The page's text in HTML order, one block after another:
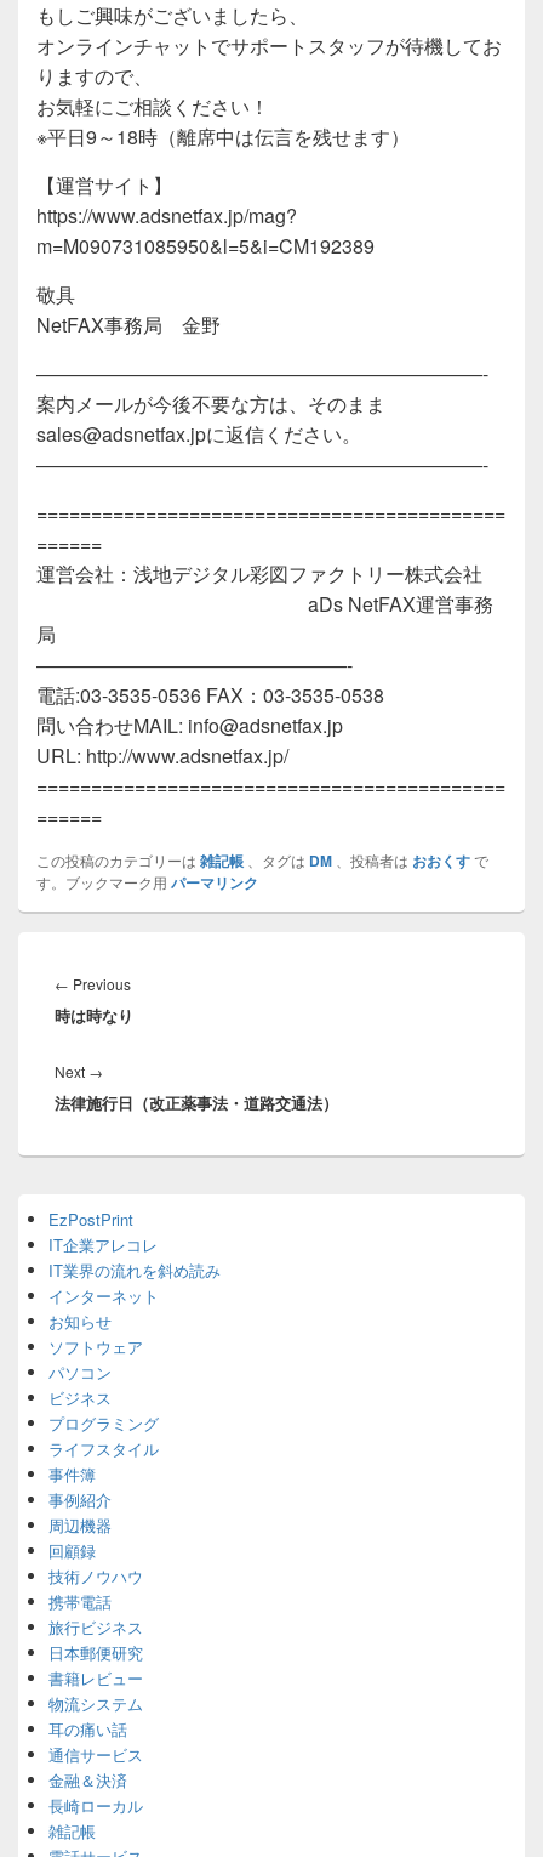
もしご興味がございましたら、
オンラインチャットでサポートスタッフが待機してお
りますので、
お気軽にご相談ください！
※平日9～18時（離席中は伝言を残せます）
【運営サイト】
https://www.adsnetfax.jp/mag?
m=M090731085950&l=5&i=CM192389
敬具
NetFAX事務局 金野
———————————————————————-
案内メールが今後不要な方は、そのまま
sales@adsnetfax.jpに返信ください。
———————————————————————-
===========================================
======
運営会社：浅地デジタル彩図ファクトリー株式会社
aDs NetFAX運営事務
局
————————————————-
電話:03-3535-0536 FAX：03-3535-0538
問い合わせMAIL: info@adsnetfax.jp
URL: http://www.adsnetfax.jp/
===========================================
======
この投稿のカテゴリーは 雑記帳 、タグは DM 、投稿者は おおくすで
す。ブックマーク用 パーマリンク
稿
ナ
ゲ
ー
シ
← PreviousPrevious
post:
時は時なり
Next →
post:
法律施行日（改正薬事法・道路交通法）
Sidebar
Widget
Area
EzPostPrint
IT企業アレコレ
IT業界の流れを斜め読み
インターネット
お知らせ
ソフトウェア
パソコン
ビジネス
プログラミング
ライフスタイル
事件簿
事例紹介
周辺機器
回顧録
技術ノウハウ
携帯電話
旅行ビジネス
日本郵便研究
書籍レビュー
物流システム
耳の痛い話
通信サービス
金融＆決済
長崎ローカル
雑記帳